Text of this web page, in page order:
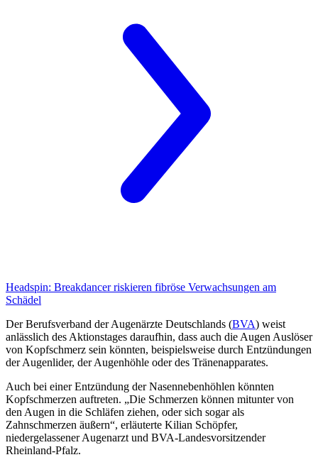
Headspin: Breakdancer riskieren fibröse Verwachsungen am
Schädel
Der Berufsverband der Augenärzte Deutschlands (BVA) weist
anlässlich des Aktionstages daraufhin, dass auch die Augen Auslöser
von Kopfschmerz sein könnten, beispielsweise durch Entzündungen
der Augenlider, der Augenhöhle oder des Tränenapparates.
Auch bei einer Entzündung der Nasennebenhöhlen könnten
Kopfschmerzen auftreten. „Die Schmerzen können mitunter von
den Augen in die Schläfen ziehen, oder sich sogar als
Zahnschmerzen äußern“, erläuterte Kilian Schöpfer,
niedergelassener Augenarzt und BVA-Landesvorsitzender
Rheinland-Pfalz.